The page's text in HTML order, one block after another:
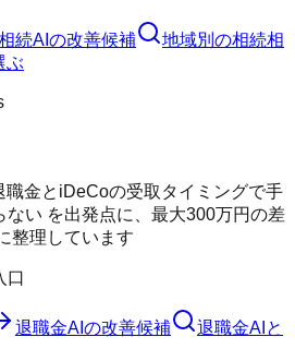
続AI の改善候補 地域別の相続相
ぶ
金とiDeCoの受取タイミングで手
ない を出発点に、最大300万円の差
整理しています
口
退職金AI の改善候補 退職金AI と